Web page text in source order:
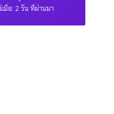
เมื่อ: 2 วัน ที่ผ่านมา